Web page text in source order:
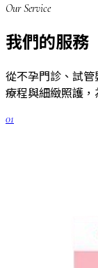
Our Service
我們的服務
從不孕門診、試
療程與細緻照護，
01